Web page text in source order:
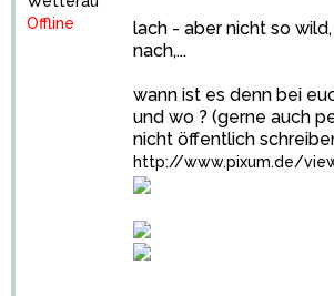
Offline
lach - aber nicht so
nach,...
wann ist es denn bei
und wo ? (gerne auch
nicht öffentlich
http://www.pixum.de/